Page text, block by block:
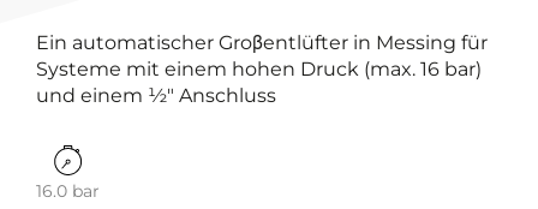
Ein automatischer Groβentlüfter in Messing für
Systeme mit einem hohen Druck (max. 16 bar)
und einem ½" Anschluss
16.0 bar